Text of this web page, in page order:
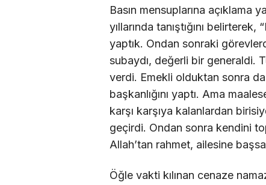
Basın mensuplarına
yıllarında tanıştığını
yaptık. Ondan sonraki
subaydı, değerli bir generaldi.
verdi. Emekli olduktan sonra
başkanlığını yaptı. Ama
karşı karşıya kalanlardan
geçirdi. Ondan sonra kendini
Allah’tan rahmet, ailesine
Öğle vakti kılınan cenaze